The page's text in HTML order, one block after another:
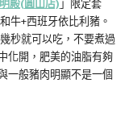
殿(圓山店) 」限定套
牛+西班牙依比利豬。
秒就可以吃，不要煮過
化開，肥美的油脂有夠
一般豬肉明顯不是一個